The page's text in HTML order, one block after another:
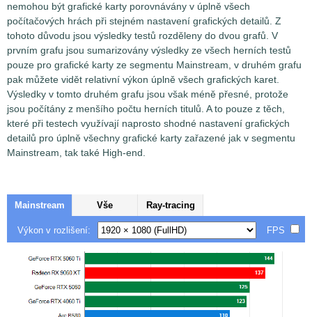
nemohou být grafické karty porovnávány v úplně všech
počítačových hrách při stejném nastavení grafických detailů. Z
tohoto důvodu jsou výsledky testů rozděleny do dvou grafů. V
prvním grafu jsou sumarizovány výsledky ze všech herních testů
pouze pro grafické karty ze segmentu Mainstream, v druhém grafu
pak můžete vidět relativní výkon úplně všech grafických karet.
Výsledky v tomto druhém grafu jsou však méně přesné, protože
jsou počítány z menšího počtu herních titulů. A to pouze z těch,
které při testech využívají naprosto shodné nastavení grafických
detailů pro úplně všechny grafické karty zařazené jak v segmentu
Mainstream, tak také High-end.
Mainstream Vše Ray-tracing
Výkon v rozlišení: FPS